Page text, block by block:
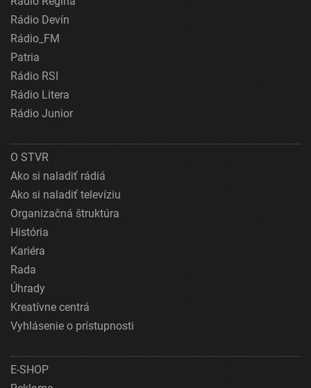
Rádio Devín
Rádio_FM
Patria
Rádio RSI
Rádio Litera
Rádio Junior
O STVR
Ako si naladiť rádiá
Ako si naladiť televíziu
Organizačná štruktúra
História
Kariéra
Rada
Úhrady
Kreatívne centrá
Vyhlásenie o prístupnosti
E-SHOP